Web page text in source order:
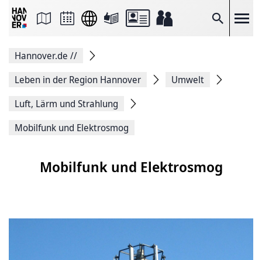
Suche
Seite
Facebook
teilen
Seitenlink
Seite
Hannover.de //
Leben in der Region Hannover
Umwelt
Luft, Lärm und Strahlung
Mobilfunk und Elektrosmog
Mobilfunk und Elektrosmog